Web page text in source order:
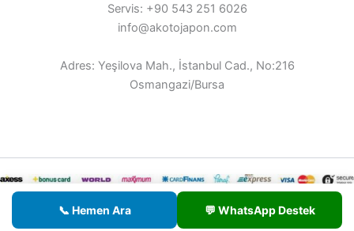
📞 Hemen Ara 💬 WhatsApp Destek
Servis: +90 543 251 6026
info@akotojapon.com
Adres: Yeşilova Mah., İstanbul Cad., No:216
Osmangazi/Bursa
© 2026 AKOTO - Tüm hakları saklıdır.